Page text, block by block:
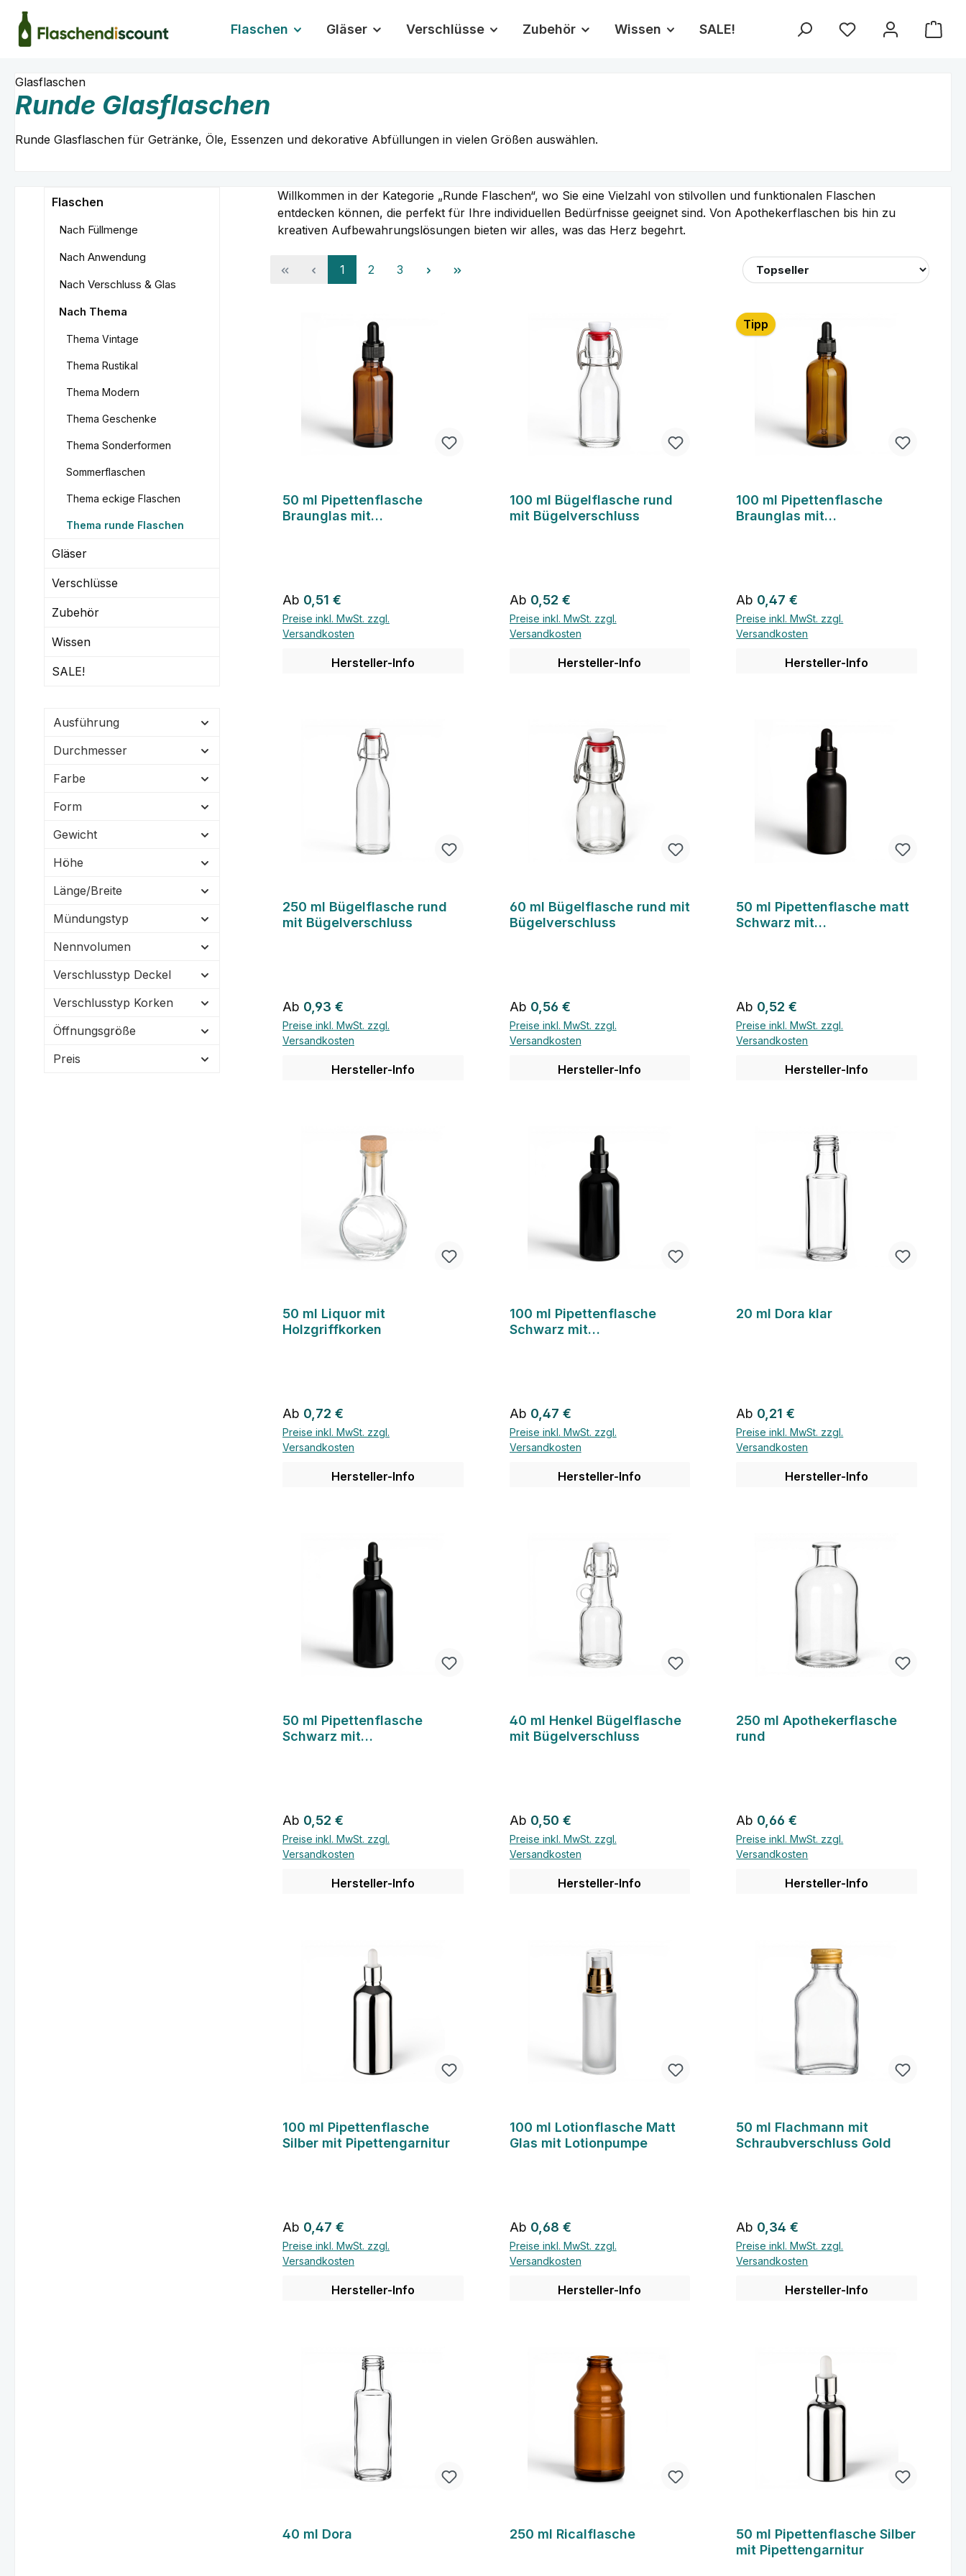
Hauptinhalt springen
Zur Suche springen
Zur Hauptnavigation springen
Flaschen Gläser Verschlüsse Zubehör Wissen SALE! Du hast 0 Produkte
Glasflaschen
Runde Glasflaschen
Runde Glasflaschen für Getränke, Öle, Essenzen und dekorative Abfüllungen in vielen Größen auswählen.
Flaschen
Nach Füllmenge
Nach Anwendung
Nach Verschluss & Glas
Nach Thema
Thema Vintage
Thema Rustikal
Thema Modern
Thema Geschenke
Thema Sonderformen
Sommerflaschen
Thema eckige Flaschen
Thema runde Flaschen
Gläser
Verschlüsse
Zubehör
Wissen
SALE!
Ausführung
Durchmesser
Farbe
Form
Gewicht
Höhe
Länge/Breite
Mündungstyp
Nennvolumen
Verschlusstyp Deckel
Verschlusstyp Korken
Öffnungsgröße
Preis
Willkommen in der Kategorie „Runde Flaschen“, wo Sie eine Vielzahl von stilvollen und funktionalen Flaschen
entdecken können, die perfekt für Ihre individuellen Bedürfnisse geeignet sind. Von Apothekerflaschen bis hin zu
kreativen Aufbewahrungslösungen bieten wir alles, was das Herz begehrt.
Seite
1 Seite
2 Seite
3
50 ml Pipettenflasche
Braunglas mit
Regulärer Preis:
Ab 0,51 €
Preise inkl. MwSt. zzgl.
Versandkosten
Hersteller-Info
100 ml Bügelflasche rund
mit Bügelverschluss
Regulärer Preis:
Ab 0,52 €
Preise inkl. MwSt. zzgl.
Versandkosten
Hersteller-Info
Tipp
100 ml Pipettenflasche
Braunglas mit
Regulärer Preis:
Ab 0,47 €
Preise inkl. MwSt. zzgl.
Versandkosten
Hersteller-Info
250 ml Bügelflasche rund
mit Bügelverschluss
Regulärer Preis:
Ab 0,93 €
Preise inkl. MwSt. zzgl.
Versandkosten
Hersteller-Info
60 ml Bügelflasche rund mit
Bügelverschluss
Regulärer Preis:
Ab 0,56 €
Preise inkl. MwSt. zzgl.
Versandkosten
Hersteller-Info
50 ml Pipettenflasche matt
Schwarz mit
Regulärer Preis:
Ab 0,52 €
Preise inkl. MwSt. zzgl.
Versandkosten
Hersteller-Info
50 ml Liquor mit
Holzgriffkorken
Regulärer Preis:
Ab 0,72 €
Preise inkl. MwSt. zzgl.
Versandkosten
Hersteller-Info
100 ml Pipettenflasche
Schwarz mit
Regulärer Preis:
Ab 0,47 €
Preise inkl. MwSt. zzgl.
Versandkosten
Hersteller-Info
20 ml Dora klar
Regulärer Preis:
Ab 0,21 €
Preise inkl. MwSt. zzgl.
Versandkosten
Hersteller-Info
50 ml Pipettenflasche
Schwarz mit
Regulärer Preis:
Ab 0,52 €
Preise inkl. MwSt. zzgl.
Versandkosten
Hersteller-Info
40 ml Henkel Bügelflasche
mit Bügelverschluss
Regulärer Preis:
Ab 0,50 €
Preise inkl. MwSt. zzgl.
Versandkosten
Hersteller-Info
250 ml Apothekerflasche
rund
Regulärer Preis:
Ab 0,66 €
Preise inkl. MwSt. zzgl.
Versandkosten
Hersteller-Info
100 ml Pipettenflasche
Silber mit Pipettengarnitur
Regulärer Preis:
Ab 0,47 €
Preise inkl. MwSt. zzgl.
Versandkosten
Hersteller-Info
100 ml Lotionflasche Matt
Glas mit Lotionpumpe
Regulärer Preis:
Ab 0,68 €
Preise inkl. MwSt. zzgl.
Versandkosten
Hersteller-Info
50 ml Flachmann mit
Schraubverschluss Gold
Regulärer Preis:
Ab 0,34 €
Preise inkl. MwSt. zzgl.
Versandkosten
Hersteller-Info
40 ml Dora 250 ml Ricalflasche
50 ml Pipettenflasche Silber
mit Pipettengarnitur